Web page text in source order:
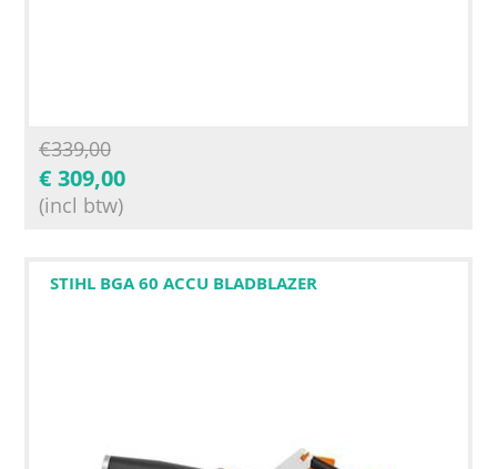
€339,00
€ 309,00
(incl btw)
STIHL BGA 60 ACCU BLADBLAZER